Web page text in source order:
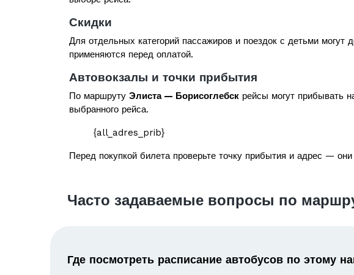
Скидки
Для отдельных категорий пассажиров и поездок с детьми
применяются перед оплатой.
Автовокзалы и точки прибытия
По маршруту Элиста — Борисоглебск рейсы могут прибывать
выбранного рейса.
{all_adres_prib}
Перед покупкой билета проверьте точку прибытия и адрес —
Часто задаваемые вопросы по
Где посмотреть расписание автобусов по этому